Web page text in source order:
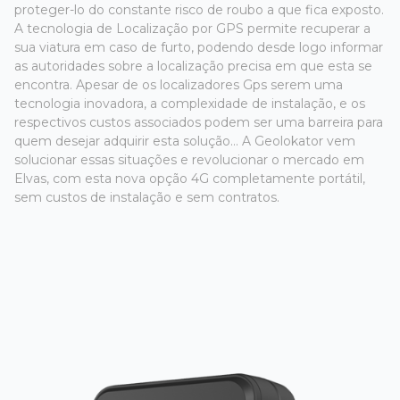
proteger-lo do constante risco de roubo a que fica exposto.
A tecnologia de Localização por GPS permite recuperar a
sua viatura em caso de furto, podendo desde logo informar
as autoridades sobre a localização precisa em que esta se
encontra. Apesar de os localizadores Gps serem uma
tecnologia inovadora, a complexidade de instalação, e os
respectivos custos associados podem ser uma barreira para
quem desejar adquirir esta solução... A Geolokator vem
solucionar essas situações e revolucionar o mercado em
Elvas, com esta nova opção 4G completamente portátil,
sem custos de instalação e sem contratos.